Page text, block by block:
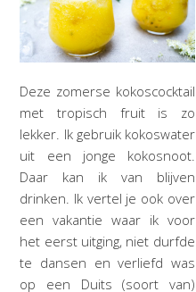
Deze zomerse kokoscocktail
met tropisch fruit is zo
lekker. Ik gebruik kokoswater
uit een jonge kokosnoot.
Daar kan ik van blijven
drinken. Ik vertel je ook over
een vakantie waar ik voor
het eerst uitging, niet durfde
te dansen en verliefd was
op een Duits (soort van)